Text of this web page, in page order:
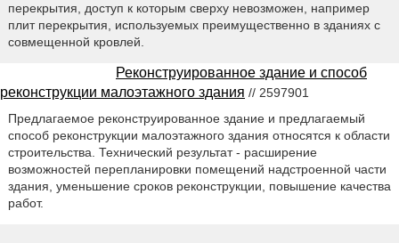
перекрытия, доступ к которым сверху невозможен, например
плит перекрытия, используемых преимущественно в зданиях с
совмещенной кровлей.
Реконструированное здание и способ
реконструкции малоэтажного здания // 2597901
Предлагаемое реконструированное здание и предлагаемый
способ реконструкции малоэтажного здания относятся к области
строительства. Технический результат - расширение
возможностей перепланировки помещений надстроенной части
здания, уменьшение сроков реконструкции, повышение качества
работ.